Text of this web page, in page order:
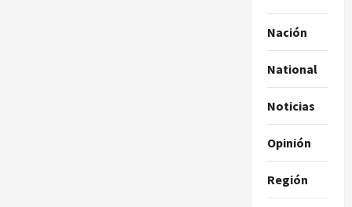
Nación
National
Noticias
Opinión
Región